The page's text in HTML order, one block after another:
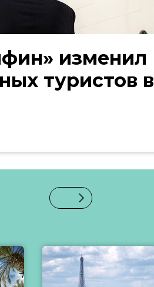
изменил
туристов в